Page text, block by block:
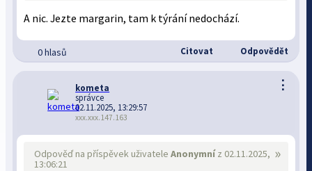
A nic. Jezte margarin, tam k týrání nedochází.
0 hlasů Citovat Odpovědět
⋮
kometa
správce
02.11.2025, 13:29:57
xxx.xxx.147.163
»
Odpověď na příspěvek uživateleAnonymníz 02.11.2025,
13:06:21